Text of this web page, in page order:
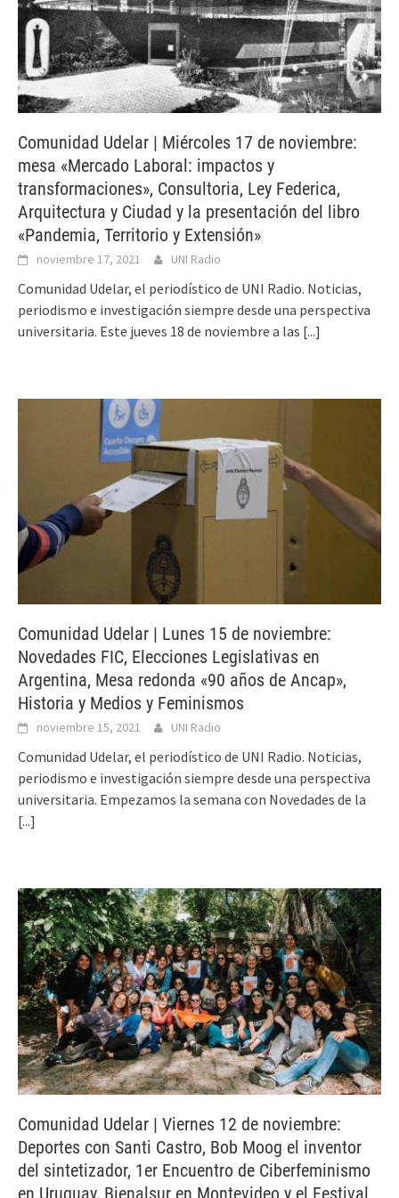
Comunidad Udelar | Miércoles 17 de noviembre:
mesa «Mercado Laboral: impactos y
transformaciones», Consultoria, Ley Federica,
Arquitectura y Ciudad y la presentación del libro
«Pandemia, Territorio y Extensión»
noviembre 17, 2021 UNI Radio
Comunidad Udelar, el periodístico de UNI Radio. Noticias,
periodismo e investigación siempre desde una perspectiva
universitaria. Este jueves 18 de noviembre a las [...]
Comunidad Udelar | Lunes 15 de noviembre:
Novedades FIC, Elecciones Legislativas en
Argentina, Mesa redonda «90 años de Ancap»,
Historia y Medios y Feminismos
noviembre 15, 2021 UNI Radio
Comunidad Udelar, el periodístico de UNI Radio. Noticias,
periodismo e investigación siempre desde una perspectiva
universitaria. Empezamos la semana con Novedades de la
[...]
Comunidad Udelar | Viernes 12 de noviembre:
Deportes con Santi Castro, Bob Moog el inventor
del sintetizador, 1er Encuentro de Ciberfeminismo
en Uruguay, Bienalsur en Montevideo y el Festival